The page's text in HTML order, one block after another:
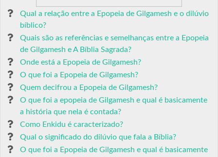
Qual a relação entre a Epopeia de Gilgamesh e o dilúvio
bíblico?
Quais são as referências e semelhanças entre a Epopeia
de Gilgamesh e A Bíblia Sagrada?
Onde está a Epopeia de Gilgamesh?
O que foi a Epopeia de Gilgamesh?
Quem decifrou a Epopeia de Gilgamesh?
O que foi a epopeia de Gilgamesh e qual é basicamente
a história que nela é contada?
Como Enkidu é caracterizado?
Qual o significado do dilúvio que fala a Bíblia?
O que foi a Epopeia de Gilgamesh e qual é basicamente